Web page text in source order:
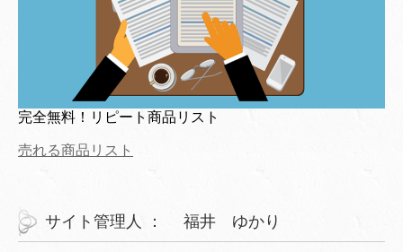
完全無料！リピート商品リスト
売れる商品リスト
サイト管理人 ： 福井 ゆかり